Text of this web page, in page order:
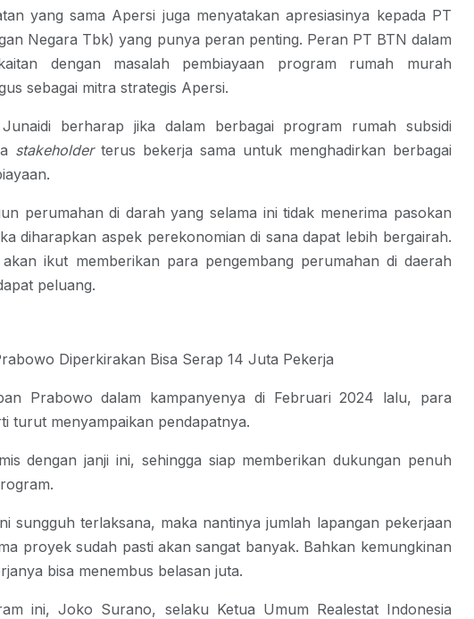
yang sama Apersi juga menyatakan apresiasinya kepada PT
Negara Tbk) yang punya peran penting. Peran PT BTN dalam
dengan masalah pembiayaan program rumah murah
sebagai mitra strategis Apersi.
berharap jika dalam berbagai program rumah subsidi
stakeholderterus bekerja sama untuk menghadirkan berbagai
perumahan di darah yang selama ini tidak menerima pasokan
diharapkan aspek perekonomian di sana dapat lebih bergairah.
ikut memberikan para pengembang perumahan di daerah
peluang.
Diperkirakan Bisa Serap 14 Juta Pekerja
Prabowo dalam kampanyenya di Februari 2024 lalu, para
turut menyampaikan pendapatnya.
dengan janji ini, sehingga siap memberikan dukungan penuh
sungguh terlaksana, maka nantinya jumlah lapangan pekerjaan
proyek sudah pasti akan sangat banyak. Bahkan kemungkinan
bisa menembus belasan juta.
ini, Joko Surano, selaku Ketua Umum Realestat Indonesia